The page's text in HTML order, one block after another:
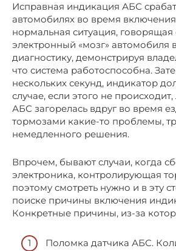
Исправная индикация АБС
автомобилях во время
нормальная ситуация, говорящая
электронный «мозг» автомобиля
диагностику, демонстрируя
что система работоспособна.
нескольких секунд, индикатор
случае, если этого не
АБС загорелась вдруг во время
тормозами какие-то проблемы,
немедленного решения.
Впрочем, бывают случаи, когда
электроника, контролирующая
поэтому смотреть нужно и в эту
поиске причины включения
Конкретные причины, из-за
Поломка датчика АБС.